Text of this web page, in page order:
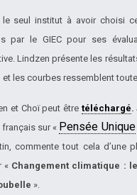
le seul institut à avoir choisi
par le GIEC pour ses
Lindzen présente les
les courbes ressemblent
et Choï peut être téléchargé.
sur « Pensée Unique
commente tout cela d’une
« Changement climatique :
».